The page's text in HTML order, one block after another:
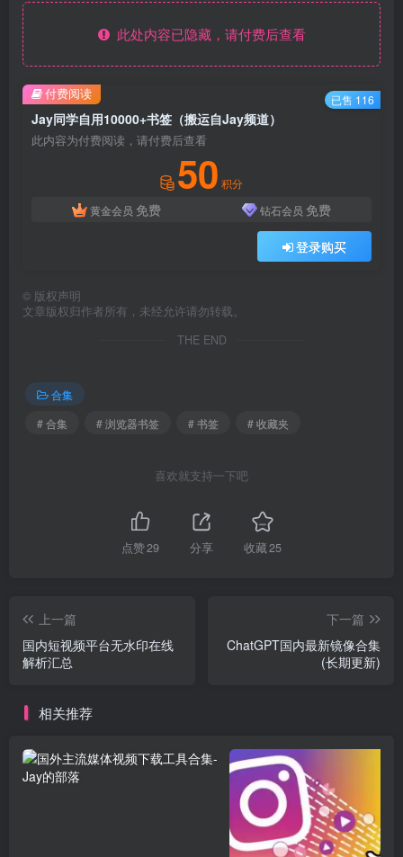
此处内容已隐藏，请付费后查看
Jay同学自用10000+书签（搬运自Jay频道）
此内容为付费阅读，请付费后查看
50 积分
黄金会员 免费 钻石会员 免费
登录购买
付费阅读 已售 116
© 版权声明
文章版权归作者所有，未经允许请勿转载。
THE END
合集
# 合集
# 浏览器书签 # 书签 # 收藏夹
喜欢就支持一下吧
点赞29 分享 收藏25
上一篇
国内短视频平台无水印在线
解析汇总
下一篇
ChatGPT国内最新镜像合集
(长期更新)
相关推荐